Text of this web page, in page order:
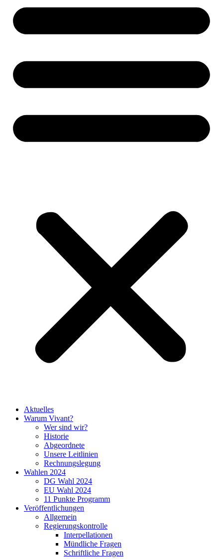
Aktuelles
Warum Vivant?
Wer sind wir?
Historie
Abgeordnete
Unsere Leitlinien
Rechnungslegung
Wahlen 2024
DG Wahl 2024
EU Wahl 2024
11 Punkte Programm
Veröffentlichungen
Allgemein
Regierungskontrolle
Interpellationen
Mündliche Fragen
Schriftliche Fragen